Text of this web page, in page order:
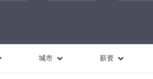
城市 薪资